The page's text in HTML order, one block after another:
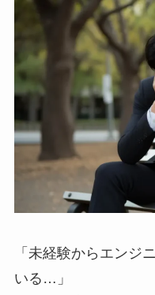
「未経験からエンジ
いる…」